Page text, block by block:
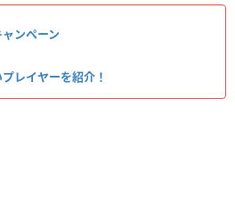
ンペーン
レイヤーを紹介！